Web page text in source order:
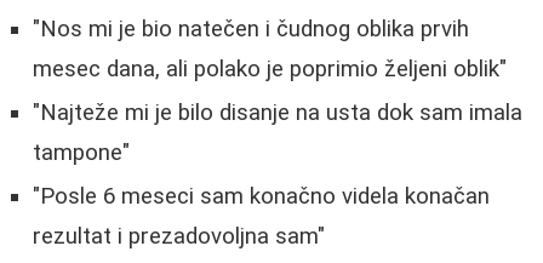
"Nos mi je bio natečen i čudnog oblika prvih
mesec dana, ali polako je poprimio željeni oblik"
"Najteže mi je bilo disanje na usta dok sam imala
tampone"
"Posle 6 meseci sam konačno videla konačan
rezultat i prezadovoljna sam"